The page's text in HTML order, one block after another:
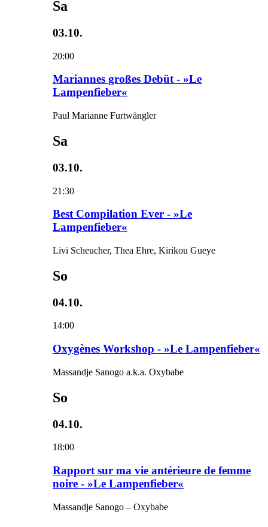
Sa
03.10.
20:00
Mariannes großes Debüt - »Le
Lampenfieber«
Paul Marianne Furtwängler
Sa
03.10.
21:30
Best Compilation Ever - »Le
Lampenfieber«
Livi Scheucher, Thea Ehre, Kirikou Gueye
So
04.10.
14:00
Oxygènes Workshop - »Le Lampenfieber«
Massandje Sanogo a.k.a. Oxybabe
So
04.10.
18:00
Rapport sur ma vie antérieure de femme
noire - »Le Lampenfieber«
Massandje Sanogo – Oxybabe